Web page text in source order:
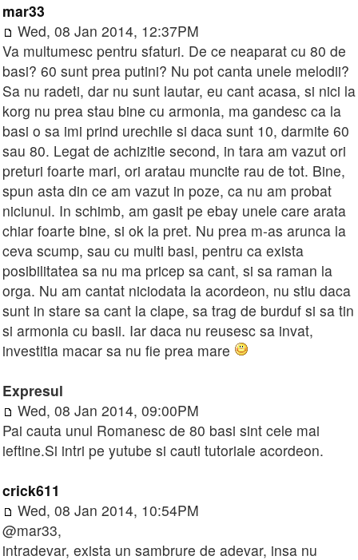
mar33
Wed, 08 Jan 2014, 12:37PM
Va multumesc pentru sfaturi. De ce neaparat cu 80 de
basi? 60 sunt prea putini? Nu pot canta unele melodii?
Sa nu radeti, dar nu sunt lautar, eu cant acasa, si nici la
korg nu prea stau bine cu armonia, ma gandesc ca la
basi o sa imi prind urechile si daca sunt 10, darmite 60
sau 80. Legat de achizitie second, in tara am vazut ori
preturi foarte mari, ori aratau muncite rau de tot. Bine,
spun asta din ce am vazut in poze, ca nu am probat
niciunul. In schimb, am gasit pe ebay unele care arata
chiar foarte bine, si ok la pret. Nu prea m-as arunca la
ceva scump, sau cu multi basi, pentru ca exista
posibilitatea sa nu ma pricep sa cant, si sa raman la
orga. Nu am cantat niciodata la acordeon, nu stiu daca
sunt in stare sa cant la clape, sa trag de burduf si sa tin
si armonia cu basii. Iar daca nu reusesc sa invat,
investitia macar sa nu fie prea mare
Expresul
Wed, 08 Jan 2014, 09:00PM
Pai cauta unul Romanesc de 80 basi sint cele mai
ieftine.Si intri pe yutube si cauti tutoriale acordeon.
crick611
Wed, 08 Jan 2014, 10:54PM
@mar33,
intradevar, exista un sambrure de adevar, insa nu